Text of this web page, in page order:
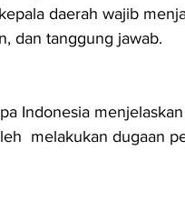
daerah wajib
dan tanggung jawab.
Indonesia
melakukan dugaan